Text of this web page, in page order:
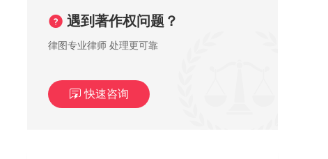
遇到著作权问题？
律图专业律师 处理更可靠
快速咨询